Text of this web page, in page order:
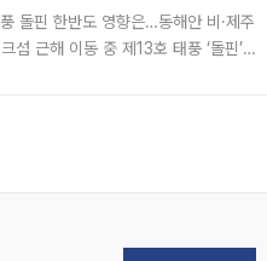
돌핀 한반도 영향은…동해안 비·제주
섬 근해 이동 중 제13호 태풍 ‘돌핀’이